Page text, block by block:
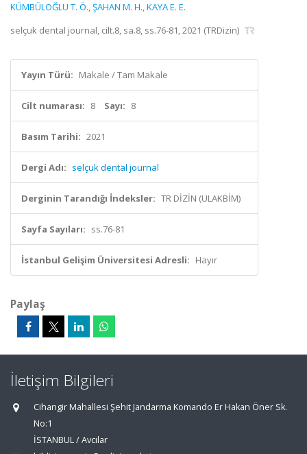
KÜMBÜLOĞLU T. Ö.,ŞAHAN M. H.,KAYA E. E.
selçuk dental journal, cilt.8, sa.8, ss.76-81, 2021 (TRDizin)
Yayın Türü: Makale / Tam Makale
Cilt numarası: 8 Sayı: 8
Basım Tarihi: 2021
Dergi Adı: selçuk dental journal
Derginin Tarandığı İndeksler: TR DİZİN (ULAKBİM)
Sayfa Sayıları: ss.76-81
İstanbul Gelişim Üniversitesi Adresli: Hayır
Paylaş
İletişim Bilgileri
Cihangir Mahallesi Şehit Jandarma Komando Er Hakan Öner Sk.
No:1
İSTANBUL / Avcılar